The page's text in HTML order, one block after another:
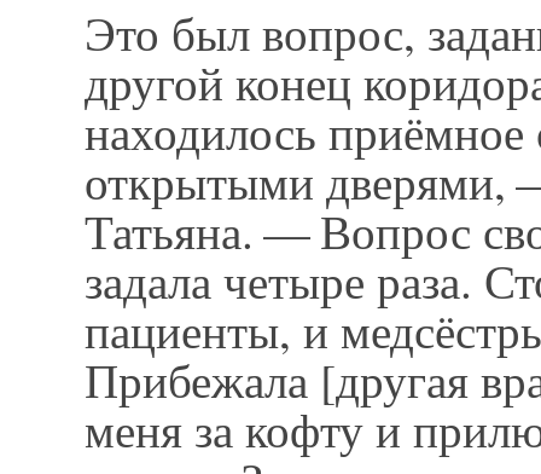
Это был вопрос,
другой конец
находилось приёмное
открытыми дверями,
Татьяна. — Вопрос
задала четыре раза.
пациенты, и
Прибежала [другая
меня за кофту и